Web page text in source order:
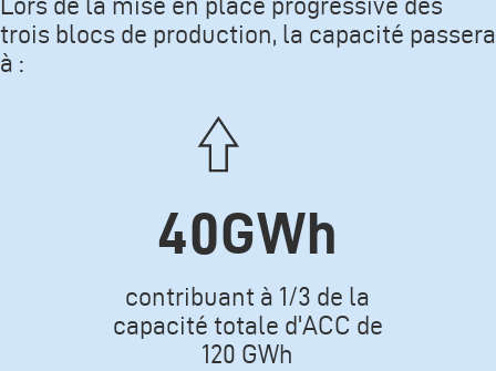
Lors de la mise en place progressive des
trois blocs de production, la capacité passera
à :
40GWh
contribuant à 1/3 de la
capacité totale d'ACC de
120 GWh